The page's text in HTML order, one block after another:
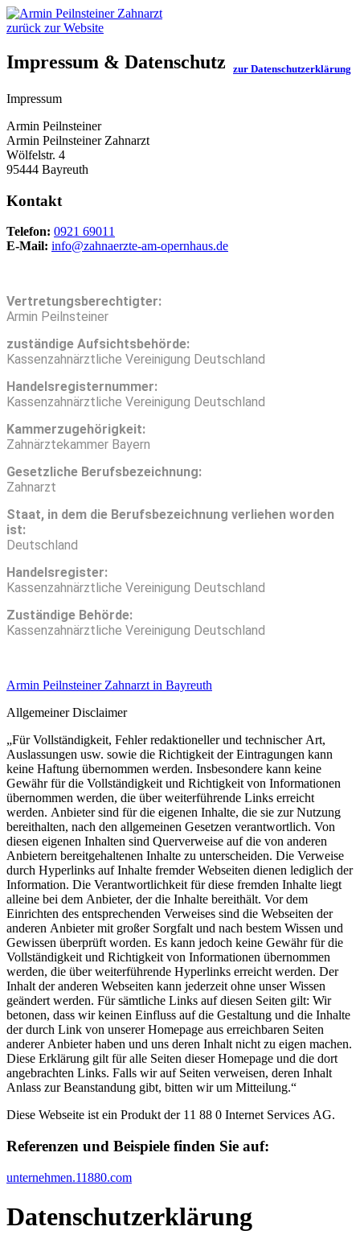
zurück zur Website
Impressum & Datenschutz zur Datenschutzerklärung
Impressum
Armin Peilnsteiner
Armin Peilnsteiner Zahnarzt
Wölfelstr. 4
95444 Bayreuth
Kontakt
Telefon: 0921 69011
E-Mail: info@zahnaerzte-am-opernhaus.de
Vertretungs­berechtigter:
Armin Peilnsteiner
zuständige Aufsichtsbehörde:
Kassenzahnärztliche Vereinigung Deutschland
Handels­registernummer:
Kassenzahnärztliche Vereinigung Deutschland
Kammer­zugehörigkeit:
Zahnärztekammer Bayern
Gesetzliche Berufsbezeichnung:
Zahnarzt
Staat, in dem die Berufsbezeichnung verliehen worden
ist:
Deutschland
Handels­register:
Kassenzahnärztliche Vereinigung Deutschland
Zuständige Behörde:
Kassenzahnärztliche Vereinigung Deutschland
Armin Peilnsteiner Zahnarzt in Bayreuth
Allgemeiner Disclaimer
„Für Vollständigkeit, Fehler redaktioneller und technischer Art,
Auslassungen usw. sowie die Richtigkeit der Eintragungen kann
keine Haftung übernommen werden. Insbesondere kann keine
Gewähr für die Vollständigkeit und Richtigkeit von Informationen
übernommen werden, die über weiterführende Links erreicht
werden. Anbieter sind für die eigenen Inhalte, die sie zur Nutzung
bereithalten, nach den allgemeinen Gesetzen verantwortlich. Von
diesen eigenen Inhalten sind Querverweise auf die von anderen
Anbietern bereitgehaltenen Inhalte zu unterscheiden. Die Verweise
durch Hyperlinks auf Inhalte fremder Webseiten dienen lediglich der
Information. Die Verantwortlichkeit für diese fremden Inhalte liegt
alleine bei dem Anbieter, der die Inhalte bereithält. Vor dem
Einrichten des entsprechenden Verweises sind die Webseiten der
anderen Anbieter mit großer Sorgfalt und nach bestem Wissen und
Gewissen überprüft worden. Es kann jedoch keine Gewähr für die
Vollständigkeit und Richtigkeit von Informationen übernommen
werden, die über weiterführende Hyperlinks erreicht werden. Der
Inhalt der anderen Webseiten kann jederzeit ohne unser Wissen
geändert werden. Für sämtliche Links auf diesen Seiten gilt: Wir
betonen, dass wir keinen Einfluss auf die Gestaltung und die Inhalte
der durch Link von unserer Homepage aus erreichbaren Seiten
anderer Anbieter haben und uns deren Inhalt nicht zu eigen machen.
Diese Erklärung gilt für alle Seiten dieser Homepage und die dort
angebrachten Links. Falls wir auf Seiten verweisen, deren Inhalt
Anlass zur Beanstandung gibt, bitten wir um Mitteilung.“
Diese Webseite ist ein Produkt der 11 88 0 Internet Services AG.
Referenzen und Beispiele finden Sie auf:​
unternehmen.11880.com
Datenschutz­erklärung